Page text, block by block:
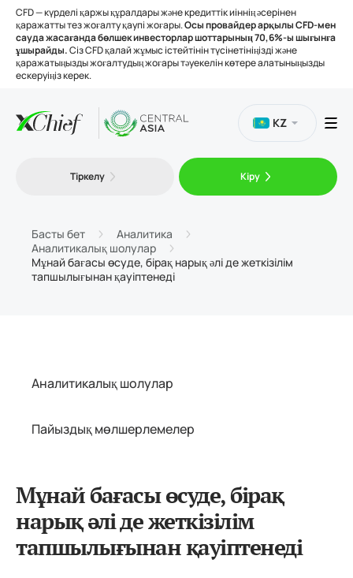
CFD — күрделі қаржы құралдары және кредиттік иіннің әсерінен
қаражатты тез жоғалту қаупі жоғары.Осы провайдер арқылы CFD-мен
сауда жасағанда бөлшек инвесторлар шоттарының 70,6%-ы шығынға
ұшырайды.Сіз CFD қалай жұмыс істейтінін түсінетініңізді және
қаражатыңызды жоғалтудың жоғары тәуекелін көтере алатыныңызды
ескеруіңіз керек.
Құралдар
KZ
Тіркелу Кіру
Басты бет
Аналитика
Аналитикалық шолулар
Мұнай бағасы өсуде, бірақ нарық әлі де жеткізілім
тапшылығынан қауіптенеді
Аналитикалық шолулар
Пайыздық мөлшерлемелер
Мұнай бағасы өсуде, бірақ
нарық әлі де жеткізілім
тапшылығынан қауіптенеді